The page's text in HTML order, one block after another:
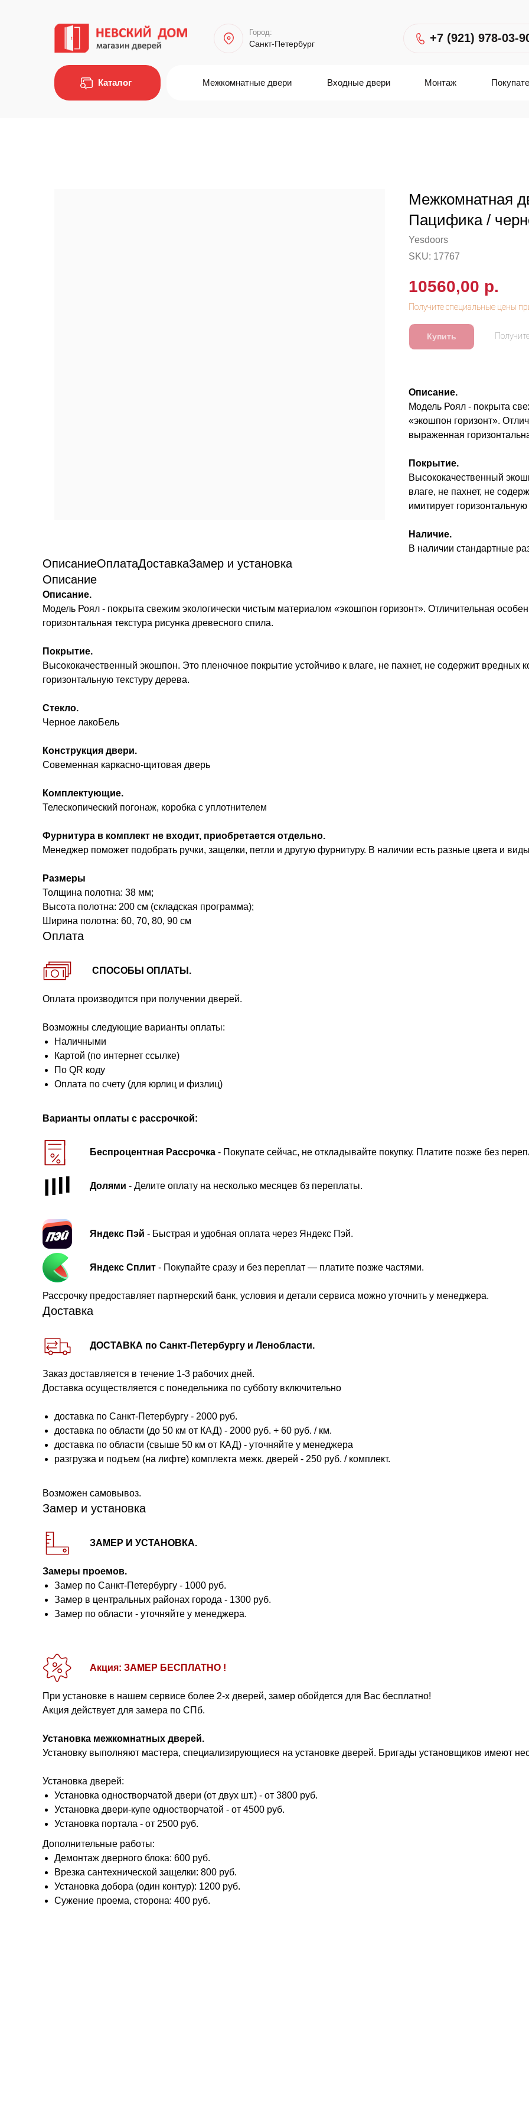
Город:
Санкт-Петербург +7 (921) 978-03-
Каталог Монтаж
Входные двери
Межкомнатные двери
Межкомнатная
Пацифика /
Yesdoors
SKU: 17767
10560,00 р.
Купить
Описание.
Модель Роял - покрыта
«экошпон горизонт».
выраженная
Покрытие.
Высококачественный
влаге, не пахнет, не
имитирует
Наличие.
В наличии стандартные
ОписаниеОплатаДоставкаЗамер и установка
Описание
Описание.
Модель Роял - покрыта свежим экологически чистым материалом «экошпон горизонт». Отличительная
горизонтальная текстура рисунка древесного спила.
Покрытие.
Высококачественный экошпон. Это пленочное покрытие устойчиво к влаге, не пахнет, не содержит
горизонтальную текстуру дерева.
Стекло.
Черное лакоБель
Конструкция двери.
Совеменная каркасно-щитовая дверь
Комплектующие.
Телескопический погонаж, коробка с уплотнителем
Фурнитура в комплект не входит, приобретается отдельно.
Менеджер поможет подобрать ручки, защелки, петли и другую фурнитуру. В наличии есть разные цвета и
Размеры
Толщина полотна: 38 мм;
Высота полотна: 200 см (складская программа);
Ширина полотна: 60, 70, 80, 90 см
Оплата
СПОСОБЫ ОПЛАТЫ.
Оплата производится при получении дверей.
Возможны следующие варианты оплаты:
Наличными
Картой (по интернет ссылке)
По QR коду
Оплата по счету (для юрлиц и физлиц)
Варианты оплаты с рассрочкой:
Беспроцентная Рассрочка - Покупате сейчас, не откладывайте покупку. Платите позже без
Долями - Делите оплату на несколько месяцев бз переплаты.
Яндекс Пэй - Быстрая и удобная оплата через Яндекс Пэй.
Яндекс Сплит - Покупайте сразу и без переплат — платите позже частями.
Рассрочку предоставляет партнерский банк, условия и детали сервиса можно уточнить у менеджера.
Доставка
ДОСТАВКА по Санкт-Петербургу и Ленобласти.
Заказ доставляется в течение 1-3 рабочих дней.
Доставка осуществляется с понедельника по субботу включительно
доставка по Санкт-Петербургу - 2000 руб.
доставка по области (до 50 км от КАД) - 2000 руб. + 60 руб. / км.
доставка по области (свыше 50 км от КАД) - уточняйте у менеджера
разгрузка и подъем (на лифте) комплекта межк. дверей - 250 руб. / комплект.
Возможен самовывоз.
Замер и установка
ЗАМЕР И УСТАНОВКА.
Замеры проемов.
Замер по Санкт-Петербургу - 1000 руб.
Замер в центральных районах города - 1300 руб.
Замер по области - уточняйте у менеджера.
Акция: ЗАМЕР БЕСПЛАТНО !
При установке в нашем сервисе более 2-х дверей, замер обойдется для Вас бесплатно!
Акция действует для замера по СПб.
Установка межкомнатных дверей.
Установку выполняют мастера, специализирующиеся на установке дверей. Бригады установщиков имеют
Установка дверей:
Установка одностворчатой двери (от двух шт.) - от 3800 руб.
Установка двери-купе одностворчатой - от 4500 руб.
Установка портала - от 2500 руб.
Дополнительные работы:
Демонтаж дверного блока: 600 руб.
Врезка сантехнической защелки: 800 руб.
Установка добора (один контур): 1200 руб.
Сужение проема, сторона: 400 руб.